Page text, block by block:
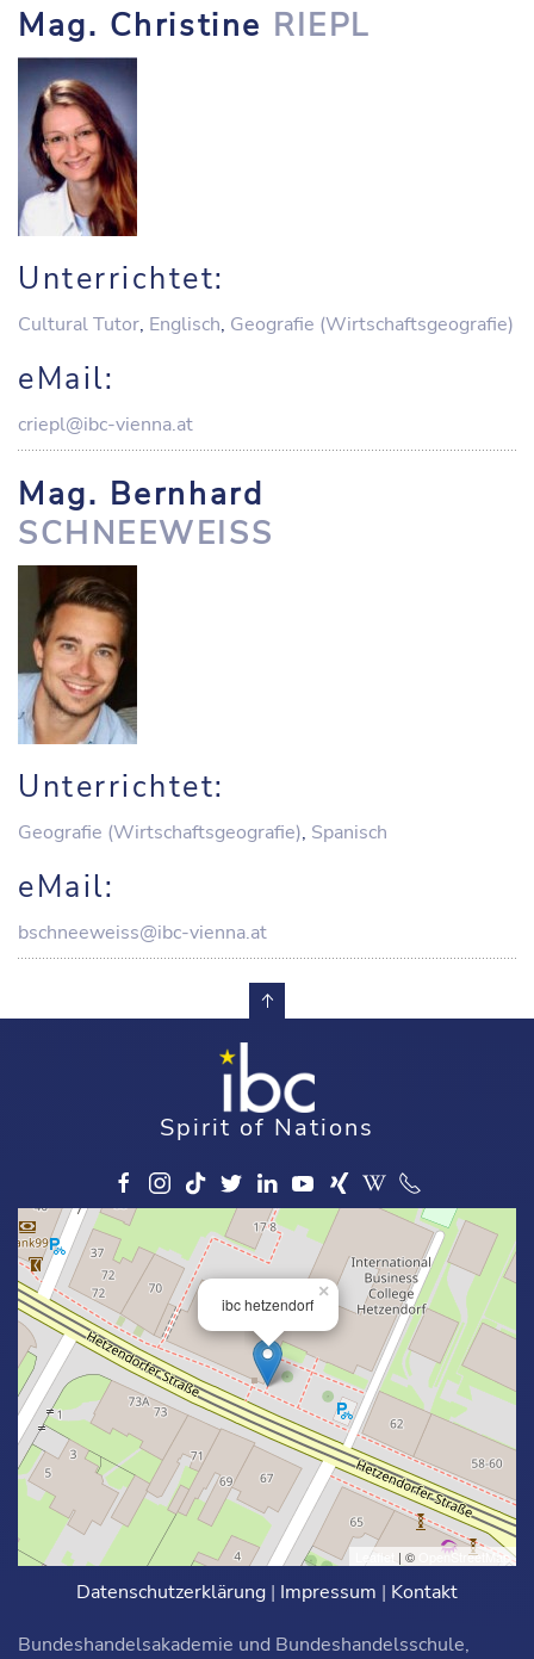
Mag. Christine RIEPL
Unterrichtet:
Cultural Tutor, Englisch, Geografie (Wirtschaftsgeografie)
eMail:
criepl@ibc-vienna.at
Mag. Bernhard
SCHNEEWEISS
Unterrichtet:
Geografie (Wirtschaftsgeografie), Spanisch
eMail:
bschneeweiss@ibc-vienna.at
Spirit of Nations
ibc hetzendorf
×
Leaflet | © OpenStreetMap
Datenschutzerklärung | Impressum | Kontakt
Bundeshandelsakademie und Bundeshandelsschule,